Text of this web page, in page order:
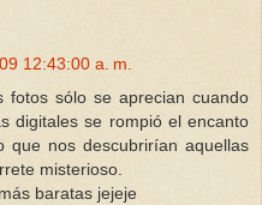
12:43:00 a. m.
fotos sólo se aprecian cuando
digitales se rompió el encanto
que nos descubrirían aquellas
misterioso.
baratas jejeje